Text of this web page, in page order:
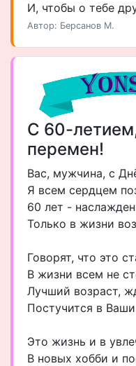
И, чтобы о тебе
Автор: Берсанов М.
С 60-
перемен!
Вас, мужчина, с
Я всем сердцем
60 лет -
Только в жизни
Говорят, что это
В жизни всем не
Лучший возраст,
Постучится в
Это жизнь и в
В новых хобби и